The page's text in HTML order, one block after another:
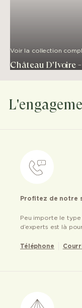
Voir la collection
Château D'Ivoire
Profitez de notre
Peu importe le
d’experts est là
Téléphone